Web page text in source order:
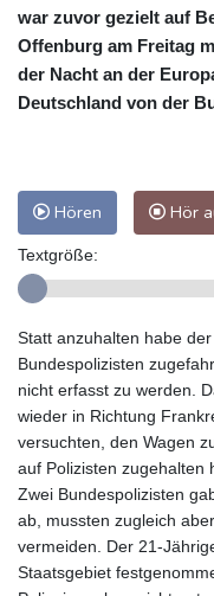
war zuvor gezielt auf
Offenburg am Freitag
der Nacht an der
Deutschland von der
Hören Hör
Textgröße:
Statt anzuhalten habe
Bundespolizisten
nicht erfasst zu werden.
wieder in Richtung
versuchten, den Wagen
auf Polizisten zugehalten
Zwei Bundespolizisten
ab, mussten zugleich
vermeiden. Der 21-
Staatsgebiet